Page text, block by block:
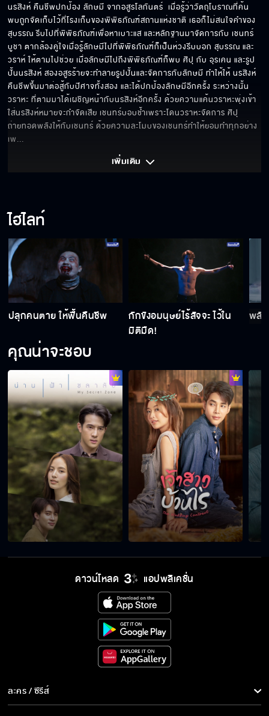
นรสิงห์ คืนชีพปกป้อง ลักษมี จากอสูรโลกันตร์  เมื่อรู้ว่าวัตถุโบราณที่ค้น
พบถูกจัดเก็บไว้ที่โรงเก็บของพิพิธภัณฑ์สถานแห่งชาติ เธอก็ไม่สนใจคำของ
สุบรรณ รีบไปที่พิพิธภัณฑ์เพื่อหาเบาะแส และหลักฐานมาจัดการกับ เชนทร์
บูชา ตากล้องคู่ใจเมื่อรู้ลักษมีไปที่พิพิธภัณฑ์ก็เป็นห่วงรีบบอก สุบรรณ และ
วราห์ ให้ตามไปช่วย เมื่อลักษมีไปถึงพิพิธภัณฑ์ก็พบ ศิปุ กับ อุรเคน และรูป
ปั้นนรสิงห์ สองอสูรร้ายจะทำลายรูปปั้นและจัดการกับลักษมี ทำให้ให้ นรสิงห์
คืนชีพขึ้นมาต่อสู้กับปีศาจทั้งสอง และได้ปกป้องลักษมีอีกครั้ง ระหว่างนั้น
วราหะ ที่ตามมาได้เผชิญหน้ากับนรสิงห์อีกครั้ง ด้วยความแค้นวราหะพุ่งเข้า
ใส่นรสิงห์หมายจะกำจัดเสีย เชนทร์บอบช้ำเพราะโดนวราหะจัดการ ศิปุ
ถ่ายทอดพลังให้กับเชนทร์ ด้วยความละโมบของเชนทร์ทำให้ยอมทำทุกอย่าง
เพ...
เพิ่มเติม
ไฮไลท์
ปลุกคนตาย ให้ฟื้นคืนชีพ
กักขังอมนุษย์ไร้สัจจะ ไว้ใน
มิติมืด!
พลั
คุณน่าจะชอบ
ดาวน์โหลด แอปพลิเคชั่น
ละคร / ซีรีส์
ละคร/ซีรีส์